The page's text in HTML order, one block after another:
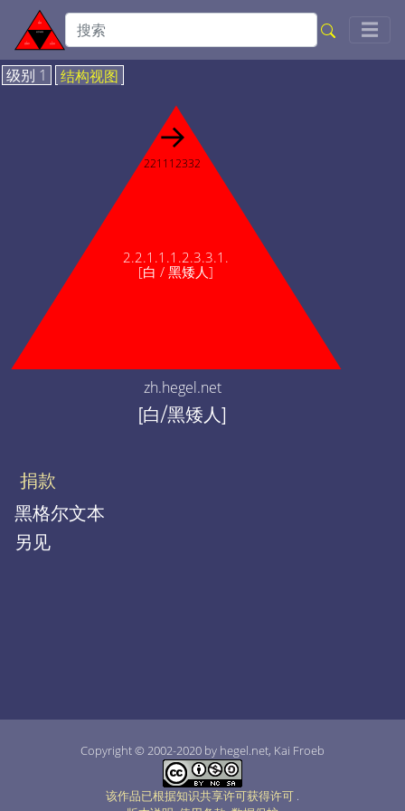
☰
级别 1 结构视图
2.2.1.1.1.2.3.3.1.
[白 / 黑矮人]
→
221112332
zh.hegel.net
[白/黑矮人]
捐款
黑格尔文本
另见
Copyright © 2002-2020 by hegel.net, Kai Froeb
该作品已根据知识共享许可获得许可 .